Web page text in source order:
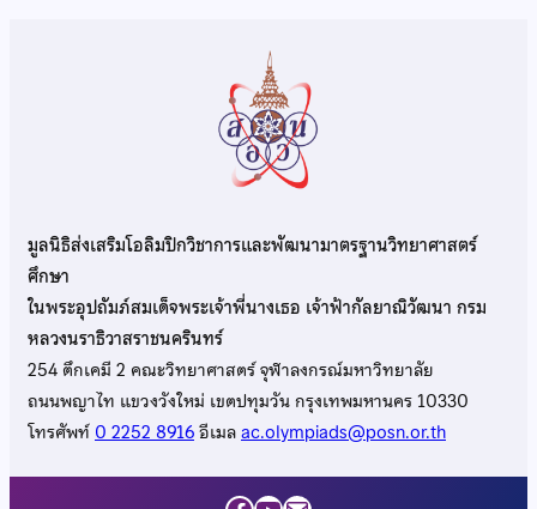
มูลนิธิส่งเสริมโอลิมปิกวิชาการและพัฒนามาตรฐานวิทยาศาสตร์
ศึกษา
ในพระอุปถัมภ์สมเด็จพระเจ้าพี่นางเธอ เจ้าฟ้ากัลยาณิวัฒนา กรม
หลวงนราธิวาสราชนครินทร์
254 ตึกเคมี 2 คณะวิทยาศาสตร์ จุฬาลงกรณ์มหาวิทยาลัย
ถนนพญาไท แขวงวังใหม่ เขตปทุมวัน กรุงเทพมหานคร 10330
โทรศัพท์0 2252 8916อีเมลac.olympiads@posn.or.th